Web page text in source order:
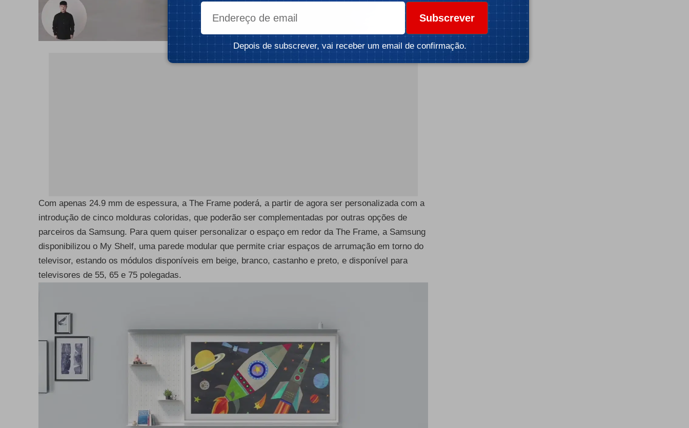
- Publicidade -
Com apenas 24.9 mm de espessura, a The Frame poderá, a partir de agora ser personalizada com a
introdução de cinco molduras coloridas, que poderão ser complementadas por outras opções de
parceiros da Samsung. Para quem quiser personalizar o espaço em redor da The Frame, a Samsung
disponibilizou o My Shelf, uma parede modular que permite criar espaços de arrumação em torno do
televisor, estando os módulos disponíveis em beige, branco, castanho e preto, e disponível para
televisores de 55, 65 e 75 polegadas.
Subscrever
Depois de subscrever, vai receber um email de confirmação.